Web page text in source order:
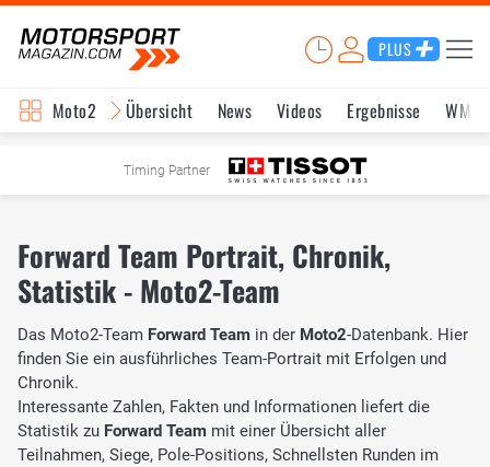
PLUS
Moto2 Übersicht News Videos Ergebnisse WM-
Timing Partner
Forward Team Portrait, Chronik,
Statistik - Moto2-Team
Das Moto2-Team Forward Team in der Moto2-Datenbank. Hier
finden Sie ein ausführliches Team-Portrait mit Erfolgen und
Chronik.
Interessante Zahlen, Fakten und Informationen liefert die
Statistik zu Forward Team mit einer Übersicht aller
Teilnahmen, Siege, Pole-Positions, Schnellsten Runden im